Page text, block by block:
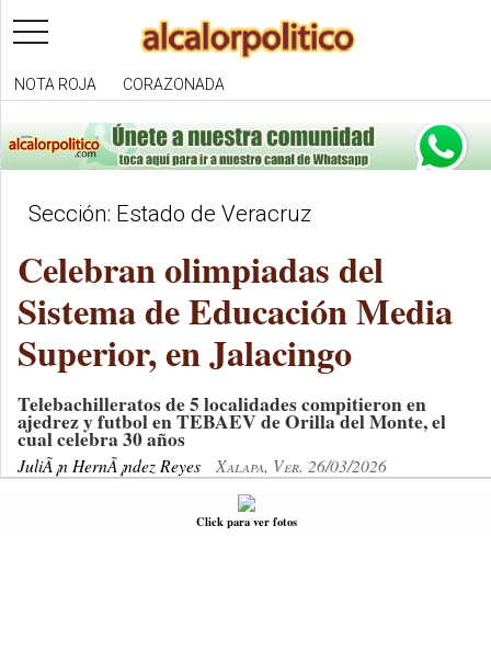
toggle
navigation
NOTA ROJA CORAZONADA
Sección: Estado de Veracruz
Celebran olimpiadas del
Sistema de Educación Media
Superior, en Jalacingo
Telebachilleratos de 5 localidades compitieron en
ajedrez y futbol en TEBAEV de Orilla del Monte, el
cual celebra 30 años
JuliÃ¡n HernÃ¡ndez Reyes Xalapa, Ver. 26/03/2026
Click para ver fotos